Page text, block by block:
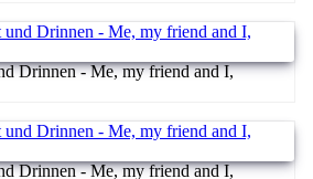
Drinnen - Me, my friend and I,
Drinnen - Me, my friend and I,